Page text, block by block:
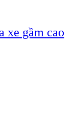
xe gầm cao